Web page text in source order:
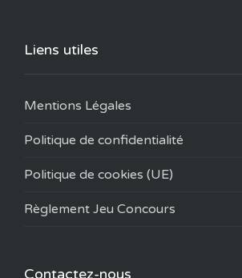
Liens utiles
Mentions Légales
Politique de confidentialité
Politique de cookies (UE)
Règlement Jeu Concours
Contactez-nous